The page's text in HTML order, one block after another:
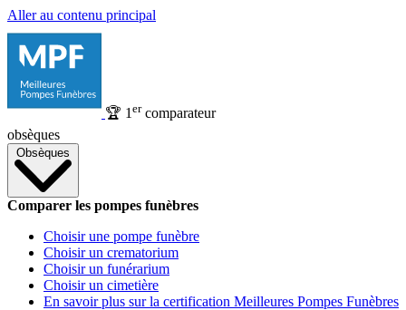
Aller au contenu principal
🏆 1 ercomparateur
obsèques
Obsèques
Comparer les pompes funèbres
Choisir une pompe funèbre
Choisir un crematorium
Choisir un funérarium
Choisir un cimetière
En savoir plus sur la certification Meilleures Pompes Funèbres